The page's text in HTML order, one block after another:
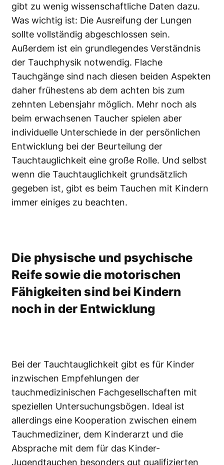
gibt zu wenig wissenschaftliche Daten dazu.
Was wichtig ist: Die Ausreifung der Lungen
sollte vollständig abgeschlossen sein.
Außerdem ist ein grundlegendes Verständnis
der Tauchphysik notwendig. Flache
Tauchgänge sind nach diesen beiden Aspekten
daher frühestens ab dem achten bis zum
zehnten Lebensjahr möglich. Mehr noch als
beim erwachsenen Taucher spielen aber
individuelle Unterschiede in der persönlichen
Entwicklung bei der Beurteilung der
Tauchtauglichkeit eine große Rolle. Und selbst
wenn die Tauchtauglichkeit grundsätzlich
gegeben ist, gibt es beim Tauchen mit Kindern
immer einiges zu beachten.
Die physische und psychische
Reife sowie die motorischen
Fähigkeiten sind bei Kindern
noch in der Entwicklung
Bei der Tauchtauglichkeit gibt es für Kinder
inzwischen Empfehlungen der
tauchmedizinischen Fachgesellschaften mit
speziellen Untersuchungsbögen. Ideal ist
allerdings eine Kooperation zwischen einem
Tauchmediziner, dem Kinderarzt und die
Absprache mit dem für das Kinder-
Jugendtauchen besonders gut qualifizierten